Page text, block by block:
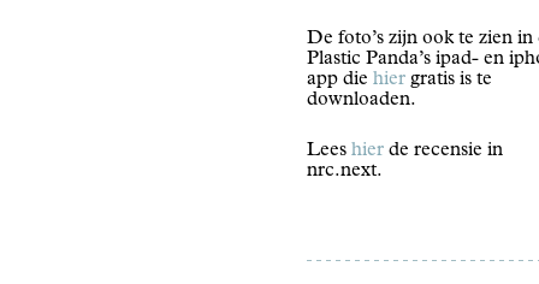
De foto’s zijn ook te zien in
Plastic Panda’s ipad- en
app die hier gratis is te
downloaden.
Lees hier de recensie in
nrc.next.